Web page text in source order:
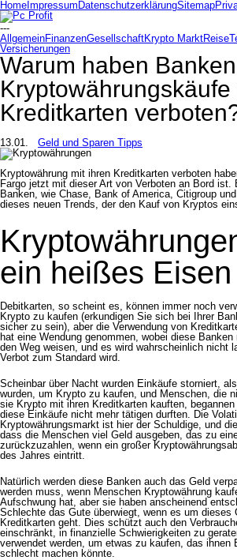
Home Impressum DatenschutzerklärungSitemap
---
AllgemeinFinanzenGesellschaftKrypto MarktReise
Versicherungen
Warum haben Banken
Kryptowährungskäufe
Kreditkarten
13.01.
Geld und Sparen Tipps
Kryptowährung mit ihren Kreditkarten verboten
Fargo jetzt mit dieser Art von Verboten an Bord ist.
Banken, wie Chase, Bank of America, Citigroup
dieses neuen Trends, der den Kauf von Kryptos
ein heißes Eisen
Debitkarten, so scheint es, können immer noch
Krypto zu kaufen (erkundigen Sie sich bei Ihrer
sicher zu sein), aber die Verwendung von
hat eine Wendung genommen, wobei diese
den Weg weisen, und es wird wahrscheinlich nicht
Verbot zum Standard wird.
Scheinbar über Nacht wurden Einkäufe storniert,
wurden, um Krypto zu kaufen, und Menschen, die
sie Krypto mit ihren Kreditkarten kauften,
diese Einkäufe nicht mehr tätigen durften. Die
Kryptowährungsmarkt ist hier der Schuldige, und
dass die Menschen viel Geld ausgeben, das zu
zurückzuzahlen, wenn ein großer
des Jahres eintritt.
Natürlich werden diese Banken auch das Geld
werden muss, wenn Menschen Kryptowährung
Aufschwung hat, aber sie haben anscheinend
Schlechte das Gute überwiegt, wenn es um dieses
Kreditkarten geht. Dies schützt auch den
einschränkt, in finanzielle Schwierigkeiten zu
verwendet werden, um etwas zu kaufen, das ihnen
schlecht machen könnte.